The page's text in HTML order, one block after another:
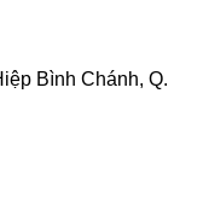
Bình Chánh, Q.